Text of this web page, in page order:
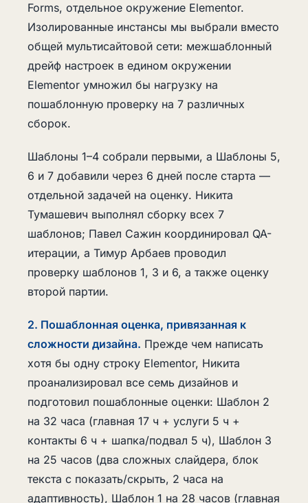
Forms, отдельное окружение Elementor.
Изолированные инстансы мы выбрали вместо
общей мультисайтовой сети: межшаблонный
дрейф настроек в едином окружении
Elementor умножил бы нагрузку на
пошаблонную проверку на 7 различных
сборок.
Шаблоны 1–4 собрали первыми, а Шаблоны 5,
6 и 7 добавили через 6 дней после старта —
отдельной задачей на оценку. Никита
Тумашевич выполнял сборку всех 7
шаблонов; Павел Сажин координировал QA-
итерации, а Тимур Арбаев проводил
проверку шаблонов 1, 3 и 6, а также оценку
второй партии.
2. Пошаблонная оценка, привязанная к
сложности дизайна. Прежде чем написать
хотя бы одну строку Elementor, Никита
проанализировал все семь дизайнов и
подготовил пошаблонные оценки: Шаблон 2
на 32 часа (главная 17 ч + услуги 5 ч +
контакты 6 ч + шапка/подвал 5 ч), Шаблон 3
на 25 часов (два сложных слайдера, блок
текста с показать/скрыть, 2 часа на
адаптивность), Шаблон 1 на 28 часов (главная